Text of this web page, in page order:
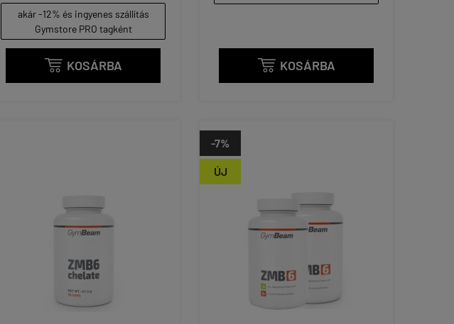
akár -12% és ingyenes szállítás
Gymstore PRO tagként
 KOSÁRBA  KOSÁRBA
ÚJ
-7%